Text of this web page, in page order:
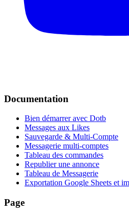
Documentation
Bien démarrer avec Dotb
Messages aux Likes
Sauvegarde & Multi-Compte
Messagerie multi-comptes
Tableau des commandes
Republier une annonce
Tableau de Messagerie
Exportation Google Sheets et
Page